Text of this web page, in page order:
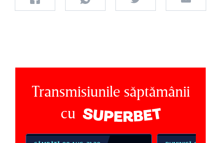
Transmisiunile săptămânii
cu